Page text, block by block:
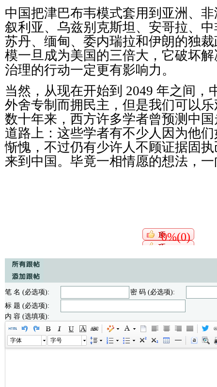
中国把津巴布韦模式套用到 亚洲、
叙利 亚 、 乌兹别 克斯坦、安哥拉、
苏丹、 缅甸、委内瑞拉和伊朗的独
模一旦成为美国的三倍大，它破坏
治理的行动一定更有影响力。
当然，从现在开始到 2049 年之 间 ，
外舍专制而拥 民主，但是我们可以
数十年来，西方许多学者曾预测 中
道路上： 这些学者有不少人因 为他们
惭愧，不过仍有少许人不顾证据固执
来到中国。 毕竟一相情愿的想法，
0%(0)
笔 名 (必选项):
密 码 (必选项):
标 题 (必选项):
内 容 (选填项):
字体 字号